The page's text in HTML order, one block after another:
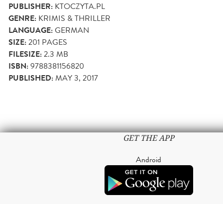
PUBLISHER: KTOCZYTA.PL
GENRE: KRIMIS & THRILLER
LANGUAGE:GERMAN
SIZE:201 PAGES
FILESIZE:2.3 MB
ISBN:9788381156820
PUBLISHED:MAY 3, 2017
GET THE APP
Android